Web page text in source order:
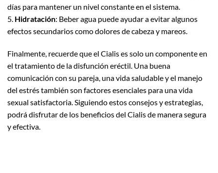
días para mantener un nivel constante en el sistema.
5. Hidratación: Beber agua puede ayudar a evitar algunos
efectos secundarios como dolores de cabeza y mareos.
Finalmente, recuerde que el Cialis es solo un componente en
el tratamiento de la disfunción eréctil. Una buena
comunicación con su pareja, una vida saludable y el manejo
del estrés también son factores esenciales para una vida
sexual satisfactoria. Siguiendo estos consejos y estrategias,
podrá disfrutar de los beneficios del Cialis de manera segura
y efectiva.